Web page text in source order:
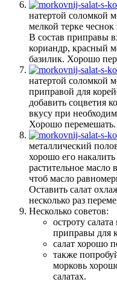
натертой соломкой
мелкой терке
В состав приправы
кориандр, красный
базилик. Хорошо
натертой соломкой
приправой для
добавить соцветия
вкусу при
Хорошо перемешать.
металлический
хорошо его
растительное масло
чтоб масло
Оставить салат
несколько раз
Несколько советов:
остроту
приправы для
салат хорошо
также
морковь
салатах.